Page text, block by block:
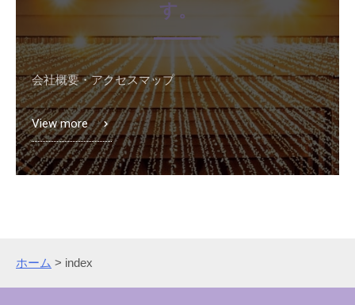
す。
会社概要・アクセスマップ
View more
ホーム > index